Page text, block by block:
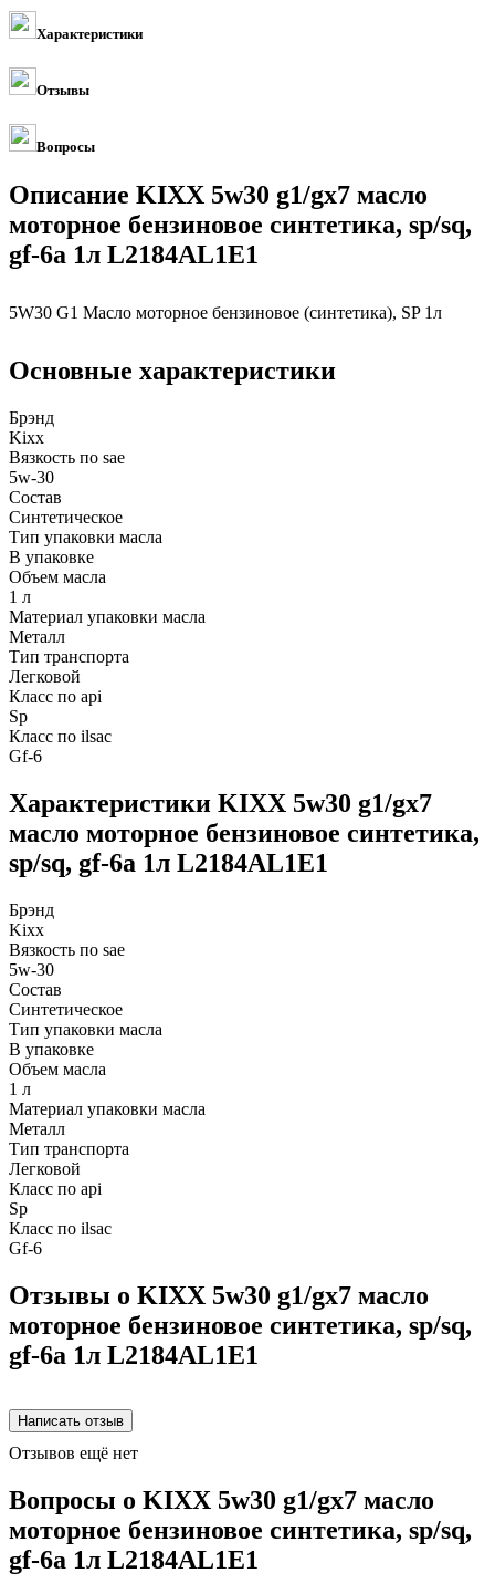
Характеристики
Отзывы
Вопросы
Описание KIXX 5w30 g1/gx7 масло
моторное бензиновое синтетика, sp/sq,
gf-6a 1л L2184AL1E1
5W30 G1 Масло моторное бензиновое (синтетика), SP 1л
Основные характеристики
Брэнд
Kixx
Вязкость по sae
5w-30
Состав
Синтетическое
Тип упаковки масла
В упаковке
Объем масла
1 л
Материал упаковки масла
Металл
Тип транспорта
Легковой
Класс по api
Sp
Класс по ilsac
Gf-6
Характеристики KIXX 5w30 g1/gx7
масло моторное бензиновое синтетика,
sp/sq, gf-6a 1л L2184AL1E1
Брэнд
Kixx
Вязкость по sae
5w-30
Состав
Синтетическое
Тип упаковки масла
В упаковке
Объем масла
1 л
Материал упаковки масла
Металл
Тип транспорта
Легковой
Класс по api
Sp
Класс по ilsac
Gf-6
Отзывы о KIXX 5w30 g1/gx7 масло
моторное бензиновое синтетика, sp/sq,
gf-6a 1л L2184AL1E1
Отзывов ещё нет
Вопросы о KIXX 5w30 g1/gx7 масло
моторное бензиновое синтетика, sp/sq,
gf-6a 1л L2184AL1E1